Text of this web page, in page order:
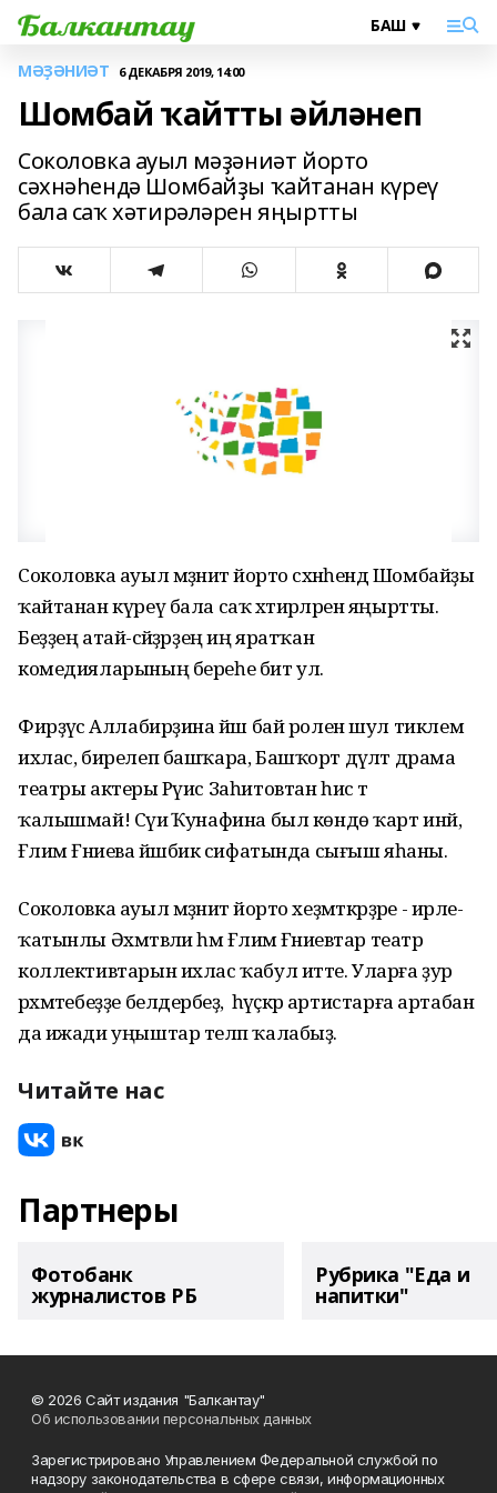
МӘҘӘНИӘТ 6 ДЕКАБРЯ 2019, 14:00
Шомбай ҡайтты әйләнеп
Соколовка ауыл мәҙәниәт йорто
сәхнәһендә Шомбайҙы ҡайтанан күреү
бала саҡ хәтирәләрен яңыртты
Соколовка ауыл мәҙәниәт йорто сәхнәһендә Шомбайҙы
ҡайтанан күреү бала саҡ хәтирәләрен яңыртты.
Беҙҙең атай-әсәйҙәрҙең иң яратҡан
комедияларының береһе бит ул.
Фирҙәүсә Аллабирҙина йәш бай ролен шул тиклем
ихлас, бирелеп башҡара, Башҡорт дәүләт драма
театры актеры Рәүис Заһитовтан һис тә
ҡалышмай! Сәүиә Ҡунафина был көндө ҡарт инәй,
Ғәлим Ғәниева йәшбикә сифатында сығыш яһаны.
Соколовка ауыл мәҙәниәт йорто хеҙмәткәрҙәре - ирле-
ҡатынлы Әхмәтвәли һәм Ғәлимә Ғәниевтар театр
коллективтарын ихлас ҡабул итте. Уларға ҙур
рәхмәтебеҙҙе белдерәбеҙ, ә һәүәҫкәр артистарға артабан
да ижади уңыштар теләп ҡалабыҙ.
Читайте нас
Партнеры
Фотобанк
журналистов РБ
Рубрика "Еда и
напитки"
© 2026 Сайт издания "Балкантау"
Об использовании персональных данных
Зарегистрировано Управлением Федеральной службой по
надзору законодательства в сфере связи, информационных